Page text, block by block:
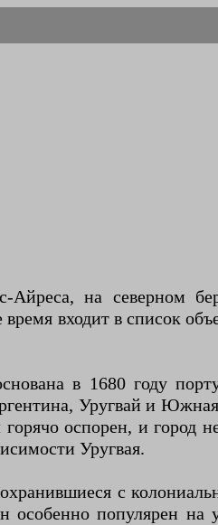
Айреса, на северном
время входит в список
в 1680 году
Уругвай и
оспорен, и город
Уругвая.
с
популярен на